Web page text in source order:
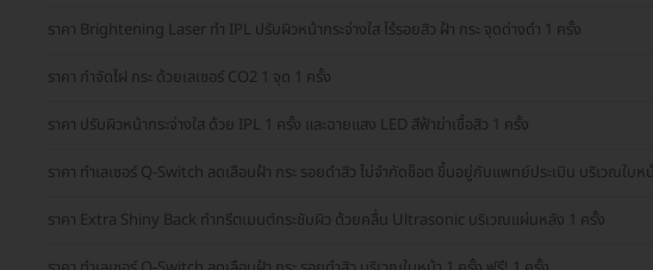
ราคา Brightening Laser ทำ IPL ปรับผิวหน้ากระจ่างใส ไร้รอยสิว ฝ้า กระ จุดด่างดำ 1 ครั้ง
ราคา กำจัดไฝ กระ ด้วยเลเซอร์ CO2 1 จุด 1 ครั้ง
ราคา ปรับผิวหน้ากระจ่างใส ด้วย IPL 1 ครั้ง และฉายแสง LED สีฟ้าฆ่าเชื้อสิว 1 ครั้ง
ราคา ทำเลเซอร์ Q-Switch ลดเลือนฝ้า​ กระ​ รอยดำสิว ไม่จำกัดช็อต ขึ้นอยู่กับแพทย์ประเมิน บริเวณใบห
ราคา Extra Shiny Back ทำทรีตเมนต์กระชับผิว ด้วยคลื่น Ultrasonic บริเวณแผ่นหลัง 1 ครั้ง